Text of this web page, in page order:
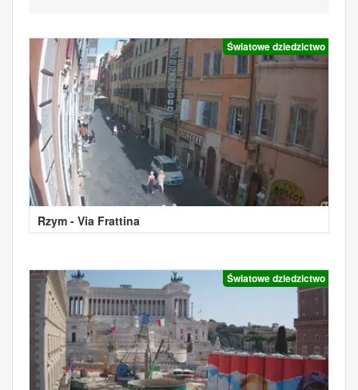
Światowe dziedzictwo
Rzym - Via Frattina
Światowe dziedzictwo